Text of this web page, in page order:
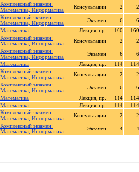
Комплексный экзамен:
Математика, Информатика
Консультации 2 2
Комплексный экзамен:
Математика, Информатика
Экзамен 6
6
Математика Лекция, пр. 160
160
Комплексный экзамен:
Математика, Информатика
Консультации 2 2
Комплексный экзамен:
Математика, Информатика
Экзамен 6
6
Математика Лекция, пр. 114
114
Комплексный экзамен:
Математика, Информатика
Консультации 2 2
Комплексный экзамен:
Математика, Информатика
Экзамен 6
6
Математика Лекция, пр. 114
114
Математика Лекция, пр. 114
114
Комплексный экзамен:
Математика, Информатика
Консультации 2 2
Комплексный экзамен:
Математика, Информатика
Экзамен 4 4